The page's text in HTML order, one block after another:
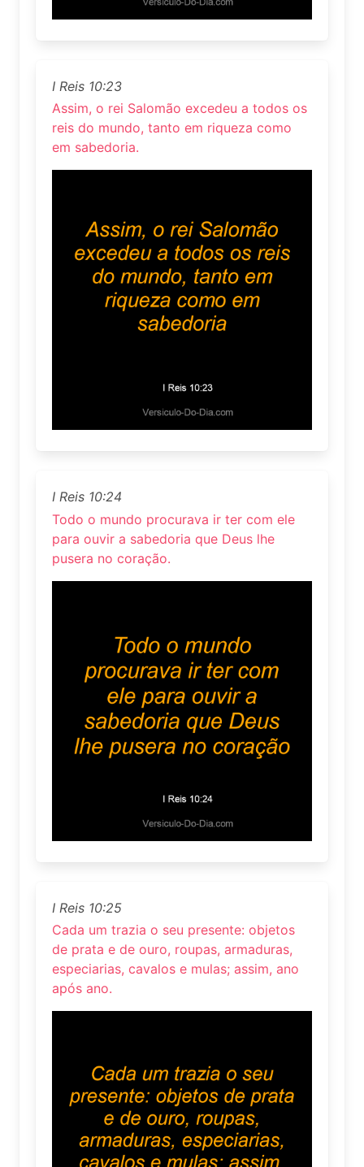
I Reis 10:23
Assim, o rei Salomão excedeu a todos os
reis do mundo, tanto em riqueza como
em sabedoria.
I Reis 10:24
Todo o mundo procurava ir ter com ele
para ouvir a sabedoria que Deus lhe
pusera no coração.
I Reis 10:25
Cada um trazia o seu presente: objetos
de prata e de ouro, roupas, armaduras,
especiarias, cavalos e mulas; assim, ano
após ano.